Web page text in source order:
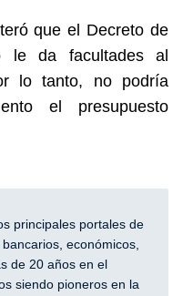
que el Decreto de
le da facultades al
lo tanto, no podría
el presupuesto
principales portales de
económicos,
de 20 años en el
siendo pioneros en la